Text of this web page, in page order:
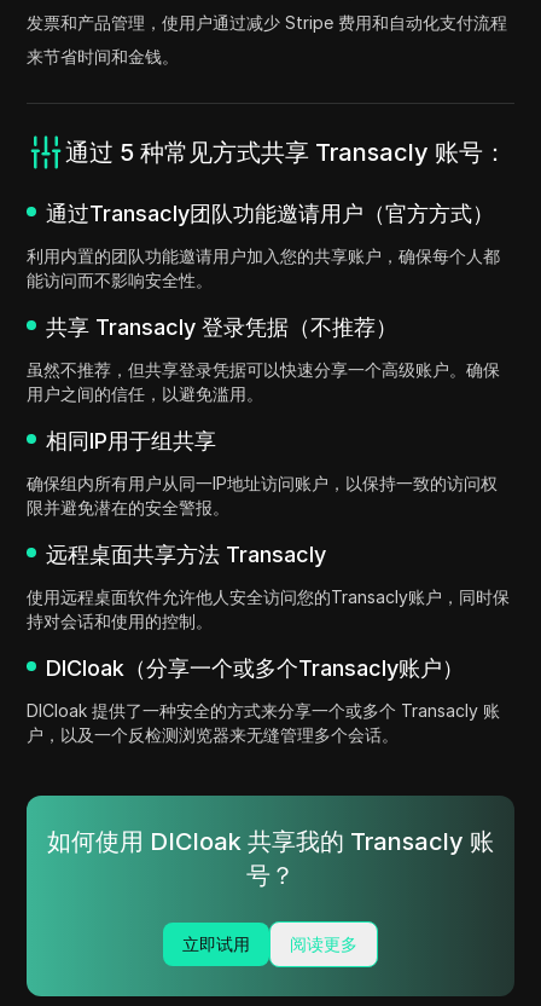
发票和产品管理，使用户通过减少 Stripe 费用和自动化支付流程
来节省时间和金钱。
通过 5 种常见方式共享 Transacly 账号：
通过Transacly团队功能邀请用户（官方方式）
利用内置的团队功能邀请用户加入您的共享账户，确保每个人都
能访问而不影响安全性。
共享 Transacly 登录凭据（不推荐）
虽然不推荐，但共享登录凭据可以快速分享一个高级账户。确保
用户之间的信任，以避免滥用。
相同IP用于组共享
确保组内所有用户从同一IP地址访问账户，以保持一致的访问权
限并避免潜在的安全警报。
远程桌面共享方法 Transacly
使用远程桌面软件允许他人安全访问您的Transacly账户，同时保
持对会话和使用的控制。
DICloak（分享一个或多个Transacly账户）
DICloak 提供了一种安全的方式来分享一个或多个 Transacly 账
户，以及一个反检测浏览器来无缝管理多个会话。
如何使用 DICloak 共享我的 Transacly 账
号？
立即试用 阅读更多